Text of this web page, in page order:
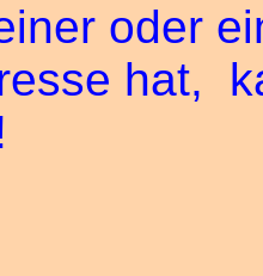
oder
hat,